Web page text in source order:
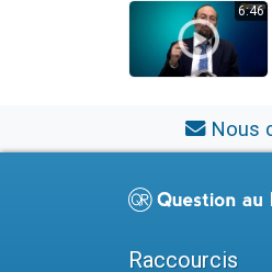
6:46
Nous
Raccourcis